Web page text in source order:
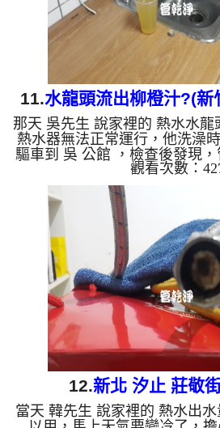
11.水龍頭流出柳橙汁?(新
管)
那天 吳先生 說家裡的 熱水水
熱水器無法正常運行，他洗澡
驅車到 吳 公館 ，檢查後發現，
水壓不夠熱水器當然就無法正
管路就流出淡黃色的液體，看
出惡臭。 水管裡的髒東西不斷
慢變成透明，髒東西也越來越
水。 清洗水管 是利用 高週波脈
檸檬酸打入水管，讓水管管壁
透過空氣與水混合，產生阻力
觀看次數：
12.新北 汐止 莊敬
當天 韓先生 說家裡的 熱水出水